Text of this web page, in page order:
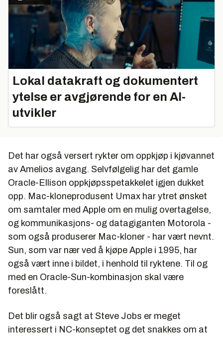
Lokal datakraft og dokumentert
ytelse er avgjørende for en AI-
utvikler
Det har også versert rykter om oppkjøp i kjøvannet
av Amelios avgang. Selvfølgelig har det gamle
Oracle-Ellison oppkjøpsspetakkelet igjen dukket
opp. Mac-kloneprodusent Umax har ytret ønsket
om samtaler med Apple om en mulig overtagelse,
og kommunikasjons- og datagiganten Motorola -
som også produserer Mac-kloner - har vært nevnt.
Sun, som var nær ved å kjøpe Apple i 1995, har
også vært inne i bildet, i henhold til ryktene. Til og
med en Oracle-Sun-kombinasjon skal være
foreslått.
Det blir også sagt at Steve Jobs er meget
interessert i NC-konseptet og det snakkes om at